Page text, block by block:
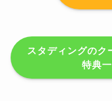
スタディングのク
特典